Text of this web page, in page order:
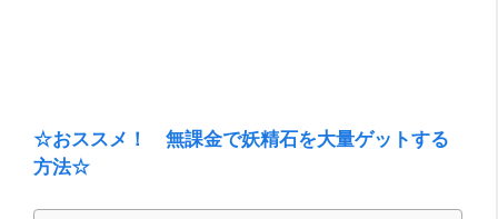
☆おススメ！ 無課金で妖精石を大量ゲットする
方法☆